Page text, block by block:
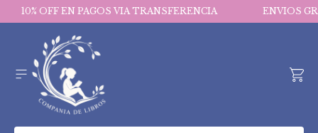
EN PAGOS VIA TRANSFERENCIA ENVIOS GRATIS EN